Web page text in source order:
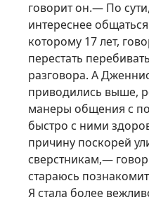
говорит он.— По
интереснее
которому 17 лет,
перестать
разговора. А
приводились выше,
манеры общения с
быстро с ними
причину поскорей
сверстникам,—
стараюсь
Я стала более